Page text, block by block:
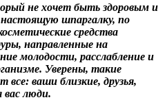
не хочет быть здоровым и
шпаргалку, по
средства
направленные на
молодости, расслабление и
Уверены, такие
все: ваши близкие, друзья,
вас люди.